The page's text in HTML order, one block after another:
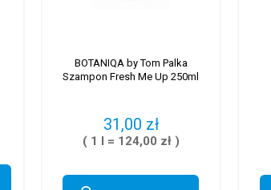
BOTANIQA by Tom Palka
Szampon Fresh Me Up 250ml
31,00 zł
( 1 l = 124,00 zł )